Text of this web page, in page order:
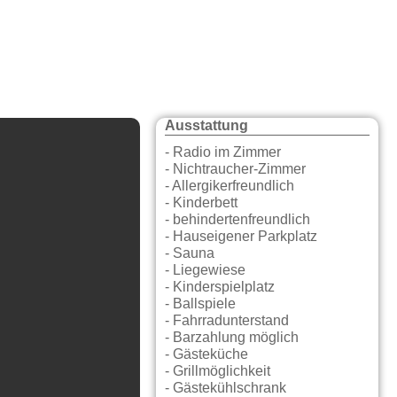
Ausstattung
- Radio im Zimmer
- Nichtraucher-Zimmer
- Allergikerfreundlich
- Kinderbett
- behindertenfreundlich
- Hauseigener Parkplatz
- Sauna
- Liegewiese
- Kinderspielplatz
- Ballspiele
- Fahrradunterstand
- Barzahlung möglich
- Gästeküche
- Grillmöglichkeit
- Gästekühlschrank